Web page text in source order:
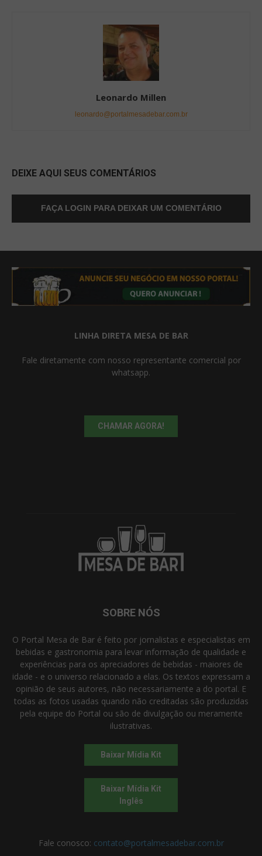
Leonardo Millen
leonardo@portalmesadebar.com.br
DEIXE AQUI SEUS COMENTÁRIOS
FAÇA LOGIN PARA DEIXAR UM COMENTÁRIO
LINHA DIRETA MESA DE BAR
Fale diretamente com nosso representante comercial por
whatsapp.
CHAMAR AGORA!
SOBRE NÓS
O Portal Mesa de Bar é feito por jornalistas e especialistas em
bebidas e gastronomia para levar informação de qualidade e
experiências para os apreciadores de bebidas - maiores de
idade - e o universo relacionado a elas. Os textos expressam a
opinião de seus autores, não necessariamente a do portal. E
todas as fotos usadas quando não creditadas são produzidas
pela equipe do Portal ou são de divulgação ou meramente
ilustrativas.
Baixar Mídia Kit
Baixar Mídia Kit
Inglês
Fale conosco: contato@portalmesadebar.com.br